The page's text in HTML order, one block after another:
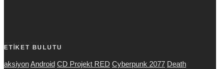
ETİKET BULUTU
aksiyonAndroid CD Projekt RED Cyberpunk 2077 Death